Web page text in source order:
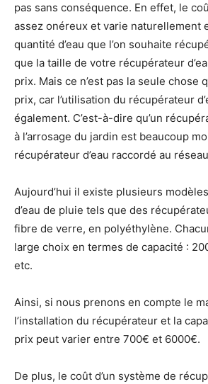
pas sans conséquence. En effet, le
assez onéreux et varie naturellement
quantité d’eau que l’on souhaite
que la taille de votre récupérateur
prix. Mais ce n’est pas la seule chose
prix, car l’utilisation du récupérateur
également. C’est-à-dire qu’un
à l’arrosage du jardin est beaucoup
récupérateur d’eau raccordé au
Aujourd’hui il existe plusieurs
d’eau de pluie tels que des
fibre de verre, en polyéthylène.
large choix en termes de capacité :
etc.
Ainsi, si nous prenons en compte le
l’installation du récupérateur et la
prix peut varier entre 700€ et 6000€.
De plus, le coût d’un système de